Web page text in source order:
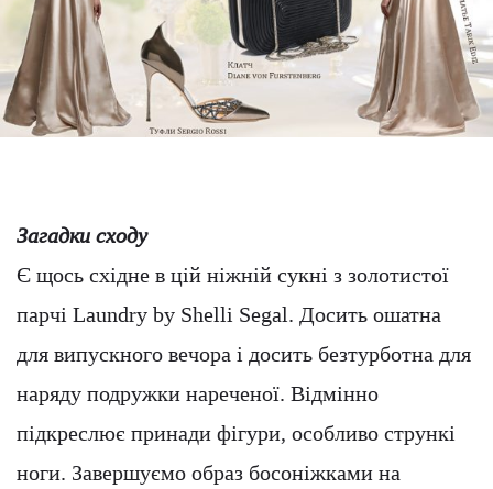
Загадки сходу
Є щось східне в цій ніжній сукні з золотистої
парчі Laundry by Shelli Segal. Досить ошатна
для випускного вечора і досить безтурботна для
наряду подружки нареченої. Відмінно
підкреслює принади фігури, особливо стрункі
ноги. Завершуємо образ босоніжками на